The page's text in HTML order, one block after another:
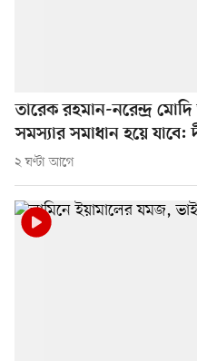
তারেক রহমান-নরেন্দ্র
সমস্যার সমাধান হয়ে যাবে:
২ ঘণ্টা আগে